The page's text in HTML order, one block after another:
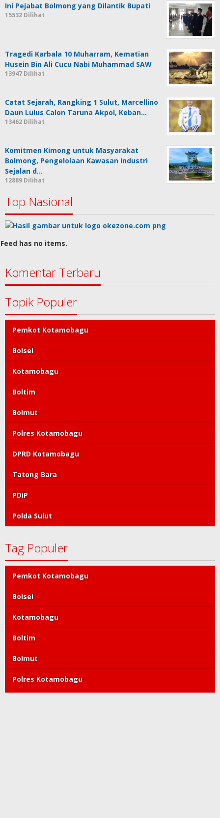
Ini Pejabat Bolmong yang Dilantik Bupati
15532 Dilihat
Tragedi Karbala 10 Muharram, Kematian
Husein Bin Ali Cucu Nabi Muhammad SAW
13947 Dilihat
Catat Sejarah, Rangking 1 Sulut, Marcellino
Daun Lulus Calon Taruna Akpol, Keban…
13462 Dilihat
Komitmen Kimong untuk Masyarakat
Bolmong, Pengelolaan Kawasan Industri
Sejalan d…
12889 Dilihat
Top Nasional
Feed has no items.
Komentar Terbaru
Topik Populer
Pemkot Kotamobagu
Bolsel
Kotamobagu
Boltim
Bolmut
Polres Kotamobagu
DPRD Kotamobagu
Tatong Bara
PDIP
Polda Sulut
Tag Populer
Pemkot Kotamobagu
Bolsel
Kotamobagu
Boltim
Bolmut
Polres Kotamobagu